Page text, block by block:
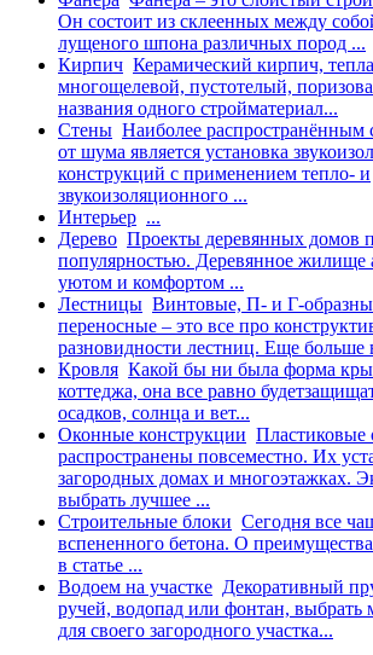
Он состоит из склеенных между
лущеного шпона различных пород ...
Кирпич Керамический кирпич,
многощелевой, пустотелый,
названия одного стройматериал...
Стены Наиболее распространённым
от шума является установка
конструкций с применением тепло- и
звукоизоляционного ...
Интерьер ...
Дерево Проекты деревянных домов
популярностью. Деревянное жилище
уютом и комфортом ...
Лестницы Винтовые, П- и Г-
переносные – это все про
разновидности лестниц. Еще больше
Кровля Какой бы ни была форма
коттеджа, она все равно
осадков, солнца и вет...
Оконные конструкции Пластиковые
распространены повсеместно. Их
загородных домах и многоэтажках.
выбрать лучшее ...
Строительные блоки Сегодня все
вспененного бетона. О
в статье ...
Водоем на участке Декоративный
ручей, водопад или фонтан, выбрать
для своего загородного участка...